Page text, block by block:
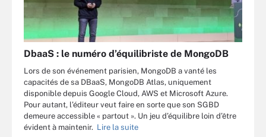
DbaaS : le numéro d’équilibriste de MongoDB
Lors de son événement parisien, MongoDB a vanté les
capacités de sa DBaaS, MongoDB Atlas, uniquement
disponible depuis Google Cloud, AWS et Microsoft Azure.
Pour autant, l’éditeur veut faire en sorte que son SGBD
demeure accessible « partout ». Un jeu d’équilibre loin d’être
évident à maintenir. Lire la suite